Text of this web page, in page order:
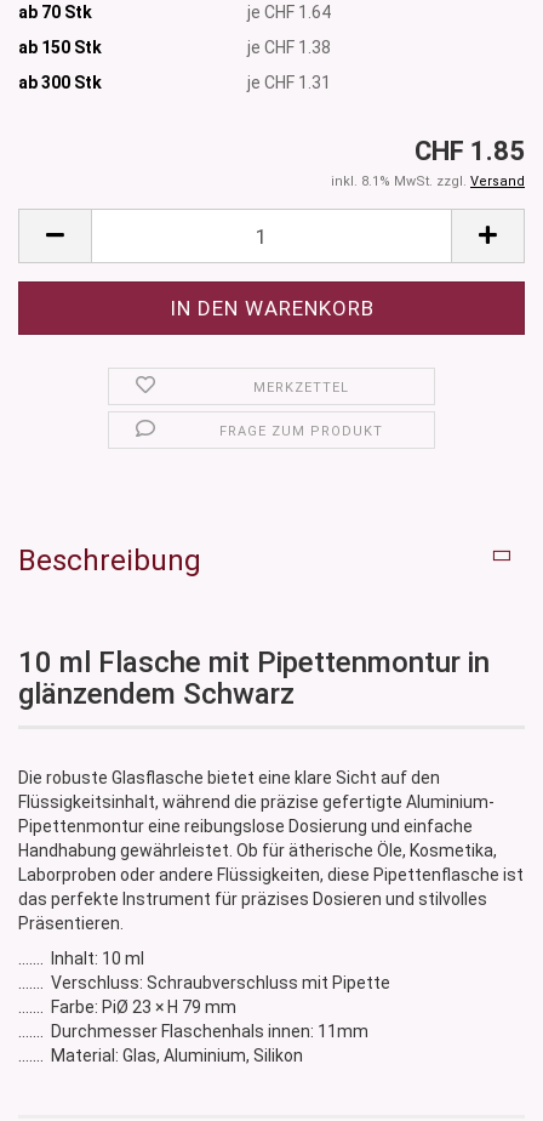
ab 70 Stk
je CHF 1.64
ab 150 Stk
je CHF 1.38
ab 300 Stk je CHF 1.31
CHF 1.85
inkl. 8.1% MwSt. zzgl. Versand
MERKZETTEL
FRAGE ZUM PRODUKT
Beschreibung
10 ml Flasche mit Pipettenmontur in
glänzendem Schwarz
Die robuste Glasflasche bietet eine klare Sicht auf den
Flüssigkeitsinhalt, während die präzise gefertigte Aluminium-
Pipettenmontur eine reibungslose Dosierung und einfache
Handhabung gewährleistet. Ob für ätherische Öle, Kosmetika,
Laborproben oder andere Flüssigkeiten, diese Pipettenflasche ist
das perfekte Instrument für präzises Dosieren und stilvolles
Präsentieren.
....... Inhalt: 10 ml
....... Verschluss: Schraubverschluss mit Pipette
....... Farbe: PiØ 23 × H 79 mm
....... Durchmesser Flaschenhals innen: 11mm
....... Material: Glas, Aluminium, Silikon